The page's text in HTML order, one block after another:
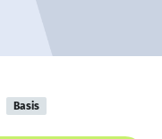
Basis